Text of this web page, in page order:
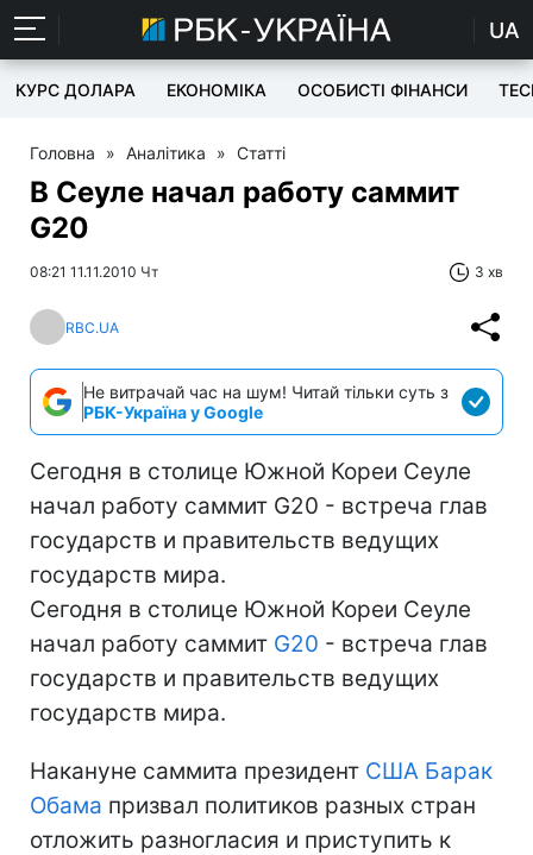
UA
КУРС ДОЛАРА ЕКОНОМІКА ОСОБИСТІ ФІНАНСИ
Головна » Аналітика » Статті
В Сеуле начал работу саммит
G20
08:21 11.11.2010 Чт 3 хв
RBC.UA
Не витрачай час на шум! Читай тільки суть з
РБК-Україна у Google
Сегодня в столице Южной Кореи Сеуле
начал работу саммит G20 - встреча глав
государств и правительств ведущих
государств мира.
Сегодня в столице Южной Кореи Сеуле
начал работу саммит G20 - встреча глав
государств и правительств ведущих
государств мира.
Накануне саммита президент США Барак
Обама призвал политиков разных стран
отложить разногласия и приступить к